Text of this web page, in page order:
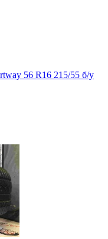
56 R16 215/55 б/у